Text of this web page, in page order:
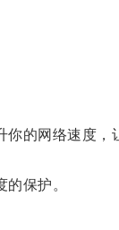
的网络速度，
保护。